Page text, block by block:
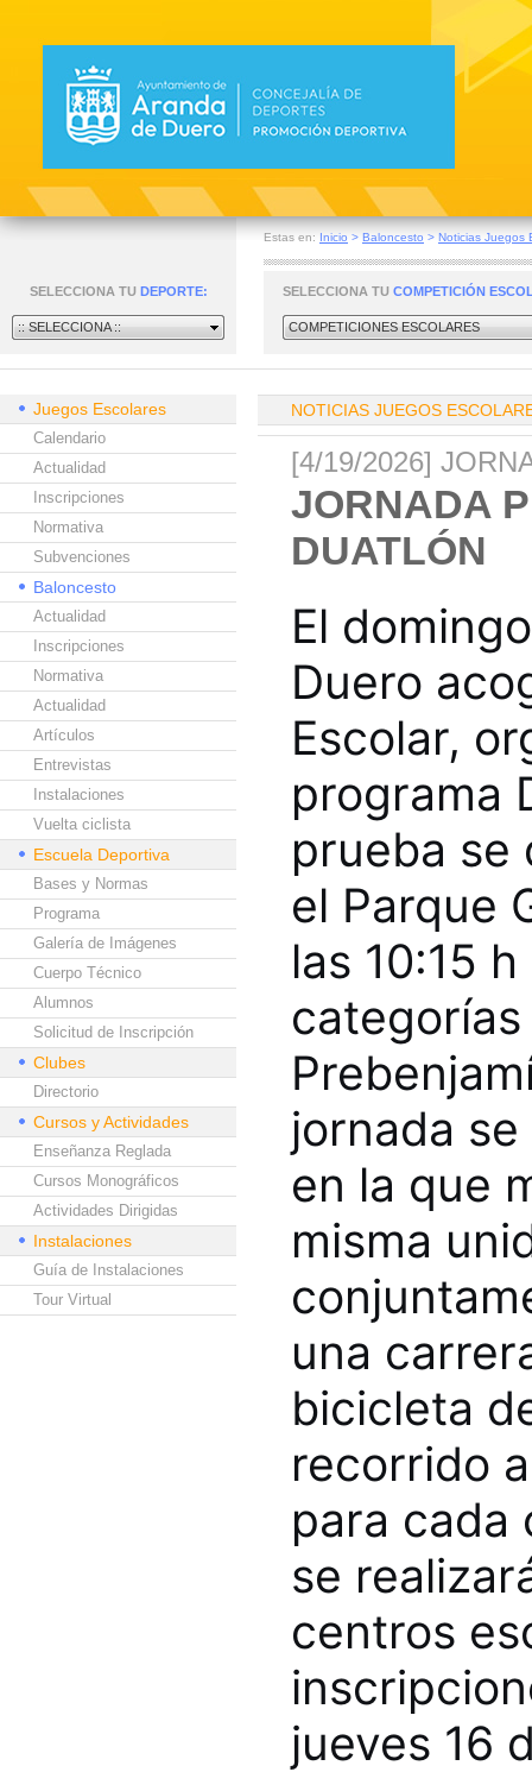
Estas en: Inicio > Baloncesto > Noticias Juegos
SELECCIONA TU DEPORTE:
:: SELECCIONA ::
SELECCIONA TU COMPETICIÓN
COMPETICIONES ESCOLARES
Juegos Escolares
Calendario
Actualidad
Inscripciones
Normativa
Subvenciones
Baloncesto
Actualidad
Inscripciones
Normativa
Actualidad
Artículos
Entrevistas
Instalaciones
Vuelta ciclista
Escuela Deportiva
Bases y Normas
Programa
Galería de Imágenes
Cuerpo Técnico
Alumnos
Solicitud de Inscripción
Clubes
Directorio
Cursos y Actividades
Enseñanza Reglada
Cursos Monográficos
Actividades Dirigidas
Instalaciones
Guía de Instalaciones
Tour Virtual
NOTICIAS JUEGOS
[4/19/2026]
JORNADA
DUATLÓN
El
Duero
Escolar,
programa
prueba se
el Parque
las 10:15
jornada
en la que
misma
una
bicicleta
recorrido
para cada
se
centros
jueves 16